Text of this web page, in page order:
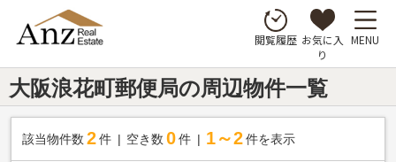
閲覧履歴 お気に入
り
MENU
大阪浪花町郵便局の周辺物件一覧
該当物件数 2件 空き数 0 件 1～2 件を表示